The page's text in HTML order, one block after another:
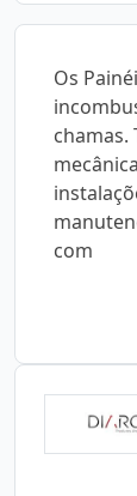
Os
chamas.
com